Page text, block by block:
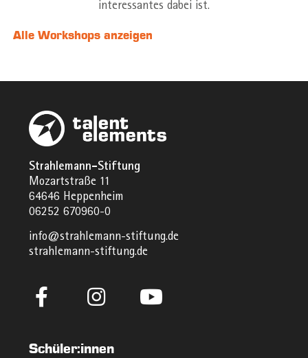
interessantes dabei ist.
Alle Workshops anzeigen
Strahlemann-Stiftung
Mozartstraße 11
64646 Heppenheim
06252 670960-0
info@strahlemann-stiftung.de
strahlemann-stiftung.de
Schüler:innen